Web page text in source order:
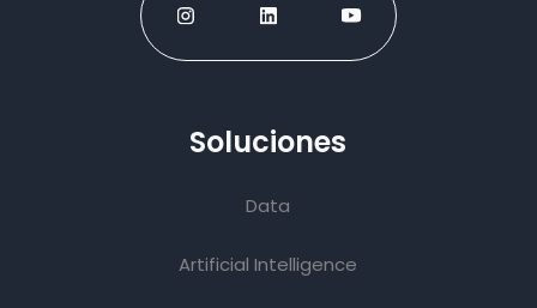
Soluciones
Data
Artificial Intelligence